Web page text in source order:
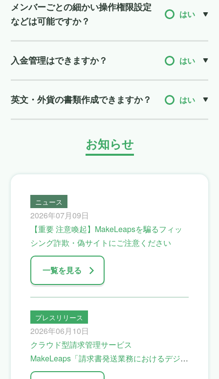
メンバーごとの細かい操作権限設定
などは可能ですか？
はい
入金管理はできますか？ はい
英文・外貨の書類作成できますか？ はい
お知らせ
ニュース
2026年07月09日
【重要 注意喚起】MakeLeapsを騙るフィッ
シング詐欺・偽サイトにご注意ください
一覧を見る
プレスリリース
2026年06月10日
クラウド型請求管理サービス
MakeLeaps「請求書発送業務におけるデジタ
ル化の理想と現実」調査結果を発表